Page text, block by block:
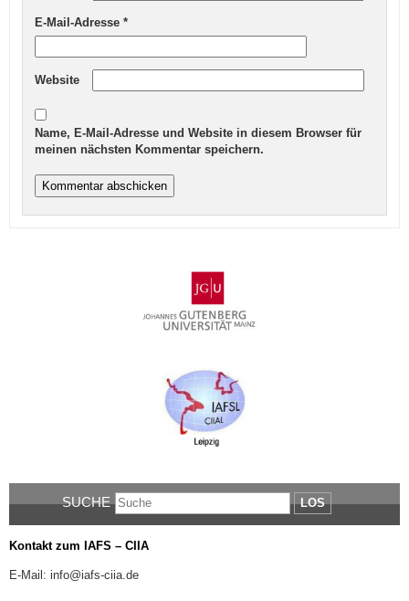
E-Mail-Adresse *
Website
Name, E-Mail-Adresse und Website in diesem Browser für
meinen nächsten Kommentar speichern.
SUCHE LOS
Kontakt zum IAFS – CIIA
E-Mail: info@iafs-ciia.de